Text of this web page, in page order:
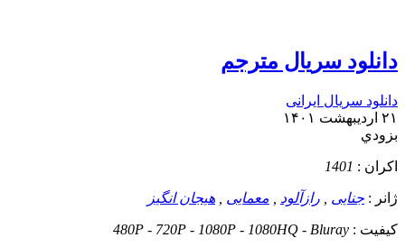
دانلود سریال مترجم
دانلود سریال ایرانی
۲۱ اردیبهشت ۱۴۰۱
بزودي
اکران : 1401
ژانر : جنایی رازآلود معمایی هیجان انگیز
کيفيت : 480P - 720P - 1080P - 1080HQ - Bluray